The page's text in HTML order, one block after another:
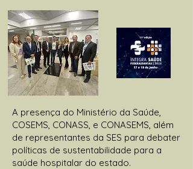
A presença do Ministério da Saúde,
COSEMS, CONASS, e CONASEMS, além
de representantes da SES para debater
políticas de sustentabilidade para a
saúde hospitalar do estado.